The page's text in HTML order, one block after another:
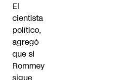
El
cientista
político,
agregó
que si
Rommey